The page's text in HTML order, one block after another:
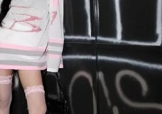
Liên hệ quảng cáo
0908 780 404
RSS Tòa soạn Chính sách bảo